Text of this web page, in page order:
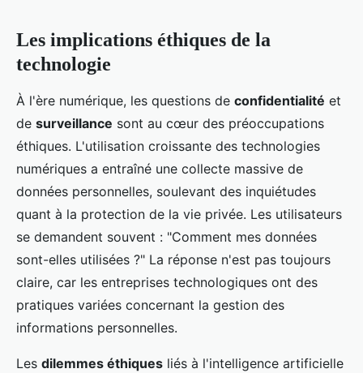
Les implications éthiques de la
technologie
À l'ère numérique, les questions de confidentialité et
de surveillance sont au cœur des préoccupations
éthiques. L'utilisation croissante des technologies
numériques a entraîné une collecte massive de
données personnelles, soulevant des inquiétudes
quant à la protection de la vie privée. Les utilisateurs
se demandent souvent : "Comment mes données
sont-elles utilisées ?" La réponse n'est pas toujours
claire, car les entreprises technologiques ont des
pratiques variées concernant la gestion des
informations personnelles.
Les dilemmes éthiques liés à l'intelligence artificielle